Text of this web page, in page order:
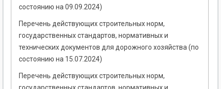
состоянию на 09.09.2024)
Перечень действующих строительных норм,
государственных стандартов, нормативных и
технических документов для дорожного хозяйства (по
состоянию на 15.07.2024)
Перечень действующих строительных норм,